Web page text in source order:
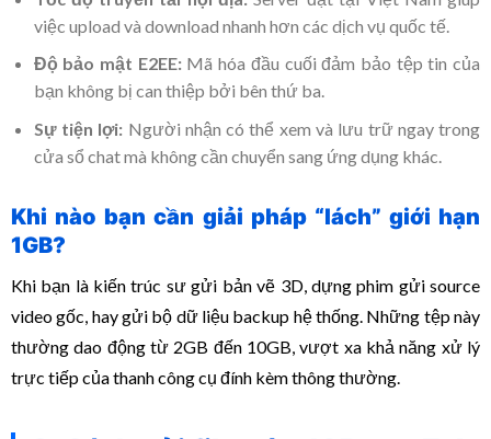
việc upload và download nhanh hơn các dịch vụ quốc tế.
Độ bảo mật E2EE:Mã hóa đầu cuối đảm bảo tệp tin của
bạn không bị can thiệp bởi bên thứ ba.
Sự tiện lợi: Người nhận có thể xem và lưu trữ ngay trong
cửa sổ chat mà không cần chuyển sang ứng dụng khác.
Khi nào bạn cần giải pháp “lách” giới hạn
1GB?
Khi bạn là kiến trúc sư gửi bản vẽ 3D, dựng phim gửi source
video gốc, hay gửi bộ dữ liệu backup hệ thống. Những tệp này
thường dao động từ 2GB đến 10GB, vượt xa khả năng xử lý
trực tiếp của thanh công cụ đính kèm thông thường.